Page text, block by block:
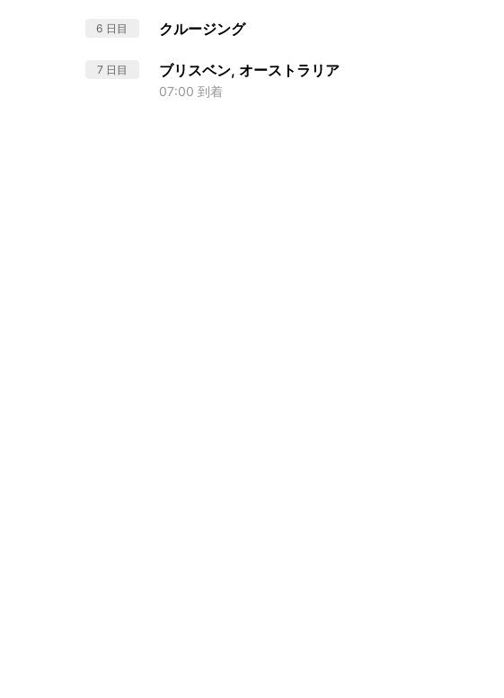
6 日目 クルージング
7 日目 ブリスベン, オーストラリア
07:00 到着